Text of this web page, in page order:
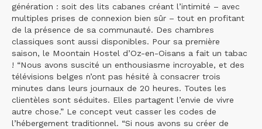
génération : soit des lits cabanes créant l’intimité – avec
multiples prises de connexion bien sûr – tout en profitant
de la présence de sa communauté. Des chambres
classiques sont aussi disponibles. Pour sa première
saison, le Moontain Hostel d’Oz-en-Oisans a fait un tabac
! “Nous avons suscité un enthousiasme incroyable, et des
télévisions belges n’ont pas hésité à consacrer trois
minutes dans leurs journaux de 20 heures. Toutes les
clientèles sont séduites. Elles partagent l’envie de vivre
autre chose.” Le concept veut casser les codes de
l’hébergement traditionnel. “Si nous avons su créer de